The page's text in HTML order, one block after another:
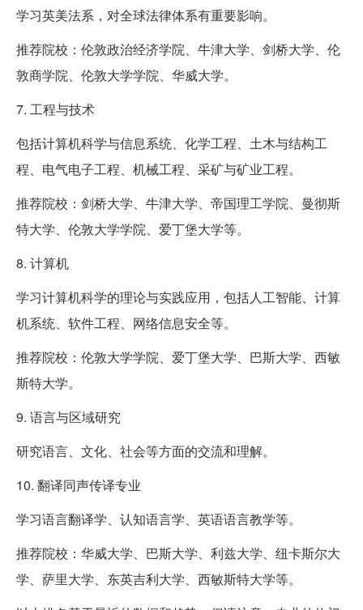
学习英美法系，对全球法律体系有重要影响。
推荐院校：伦敦政治经济学院、牛津大学、剑桥大学、伦
敦商学院、伦敦大学学院、华威大学。
7. 工程与技术
包括计算机科学与信息系统、化学工程、土木与结构工
程、电气电子工程、机械工程、采矿与矿业工程。
推荐院校：剑桥大学、牛津大学、帝国理工学院、曼彻斯
特大学、伦敦大学学院、爱丁堡大学等。
8. 计算机
学习计算机科学的理论与实践应用，包括人工智能、计算
机系统、软件工程、网络信息安全等。
推荐院校：伦敦大学学院、爱丁堡大学、巴斯大学、西敏
斯特大学。
9. 语言与区域研究
研究语言、文化、社会等方面的交流和理解。
10. 翻译同声传译专业
学习语言翻译学、认知语言学、英语语言教学等。
推荐院校：华威大学、巴斯大学、利兹大学、纽卡斯尔大
学、萨里大学、东英吉利大学、西敏斯特大学等。